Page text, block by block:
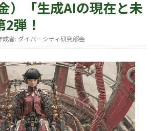
）「生成AIの現在と未
弾！
成者: ダイバーシティ研究部会